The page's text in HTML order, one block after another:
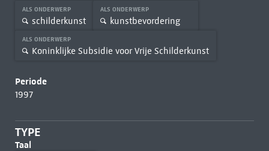
ALS ONDERWERP
schilderkunst
ALS ONDERWERP
kunstbevordering
ALS ONDERWERP
Koninklijke Subsidie voor Vrije Schilderkunst
Periode
1997
TYPE
Taal